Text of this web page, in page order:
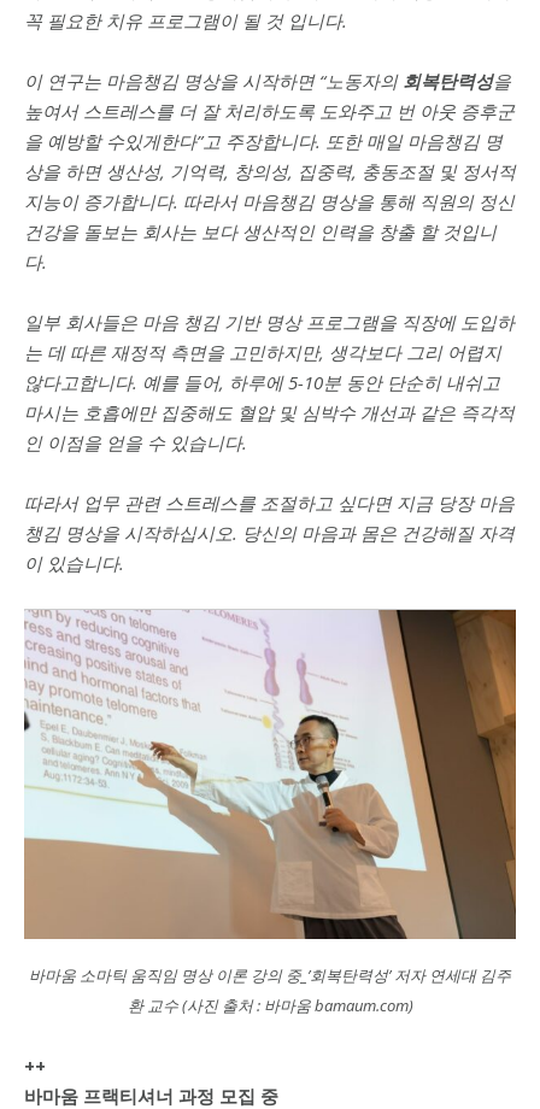
꼭 필요한 치유 프로그램이 될 것 입니다.
이 연구는 마음챙김 명상을 시작하면 “노동자의 회복탄력성을
높여서 스트레스를 더 잘 처리하도록 도와주고 번 아웃 증후군
을 예방할 수있게한다”고 주장합니다. 또한 매일 마음챙김 명
상을 하면 생산성, 기억력, 창의성, 집중력, 충동조절 및 정서적
지능이 증가합니다. 따라서 마음챙김 명상을 통해 직원의 정신
건강을 돌보는 회사는 보다 생산적인 인력을 창출 할 것입니
다.
일부 회사들은 마음 챙김 기반 명상 프로그램을 직장에 도입하
는 데 따른 재정적 측면을 고민하지만, 생각보다 그리 어렵지
않다고합니다. 예를 들어, 하루에 5-10분 동안 단순히 내쉬고
마시는 호흡에만 집중해도 혈압 및 심박수 개선과 같은 즉각적
인 이점을 얻을 수 있습니다.
따라서 업무 관련 스트레스를 조절하고 싶다면 지금 당장 마음
챙김 명상을 시작하십시오. 당신의 마음과 몸은 건강해질 자격
이 있습니다.
바마움 소마틱 움직임 명상 이론 강의 중_’회복탄력성’ 저자 연세대 김주
환 교수 (사진 출처 : 바마움 bamaum.com)
++
바마움 프랙티셔너 과정 모집 중